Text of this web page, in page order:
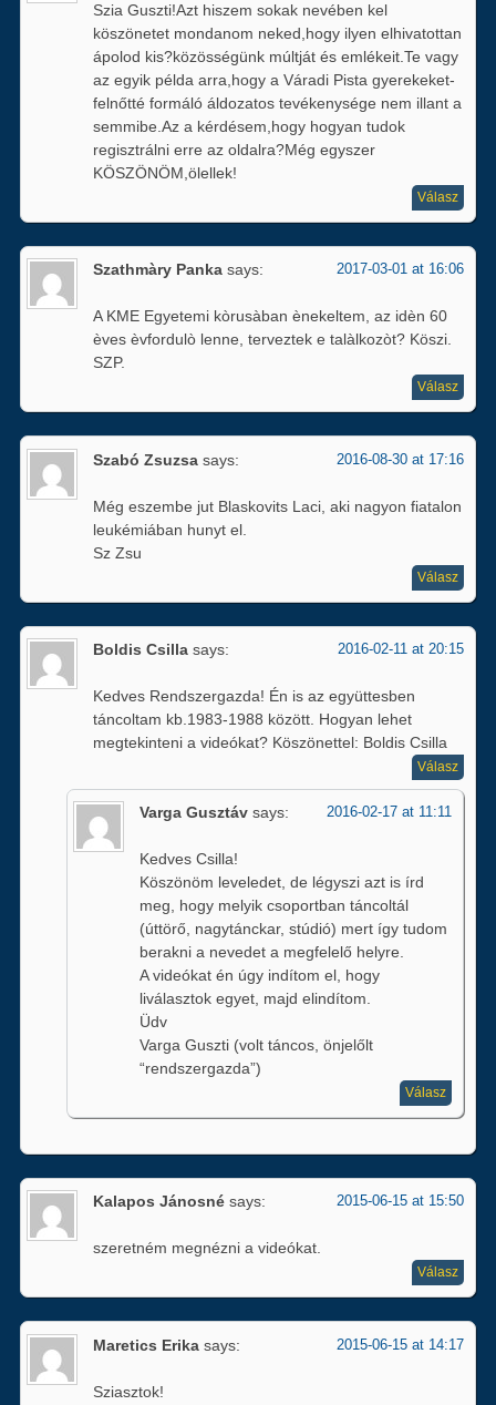
Szia Guszti!Azt hiszem sokak nevében kel
köszönetet mondanom neked,hogy ilyen elhivatottan
ápolod kis?közösségünk múltját és emlékeit.Te vagy
az egyik példa arra,hogy a Váradi Pista gyerekeket-
felnőtté formáló áldozatos tevékenysége nem illant a
semmibe.Az a kérdésem,hogy hogyan tudok
regisztrálni erre az oldalra?Még egyszer
KÖSZÖNÖM,ölellek!
Válasz
Szathmàry Panka says: 2017-03-01 at 16:06
A KME Egyetemi kòrusàban ènekeltem, az idèn 60
èves èvfordulò lenne, terveztek e talàlkozòt? Köszi.
SZP.
Válasz
Szabó Zsuzsa says: 2016-08-30 at 17:16
Még eszembe jut Blaskovits Laci, aki nagyon fiatalon
leukémiában hunyt el.
Sz Zsu
Válasz
Boldis Csilla says: 2016-02-11 at 20:15
Kedves Rendszergazda! Én is az együttesben
táncoltam kb.1983-1988 között. Hogyan lehet
megtekinteni a videókat? Köszönettel: Boldis Csilla
Válasz
Varga Gusztáv says: 2016-02-17 at 11:11
Kedves Csilla!
Köszönöm leveledet, de légyszi azt is írd
meg, hogy melyik csoportban táncoltál
(úttörő, nagytánckar, stúdió) mert így tudom
berakni a nevedet a megfelelő helyre.
A videókat én úgy indítom el, hogy
liválasztok egyet, majd elindítom.
Üdv
Varga Guszti (volt táncos, önjelőlt
“rendszergazda”)
Válasz
Kalapos Jánosné says: 2015-06-15 at 15:50
szeretném megnézni a videókat.
Válasz
Maretics Erika says: 2015-06-15 at 14:17
Sziasztok!